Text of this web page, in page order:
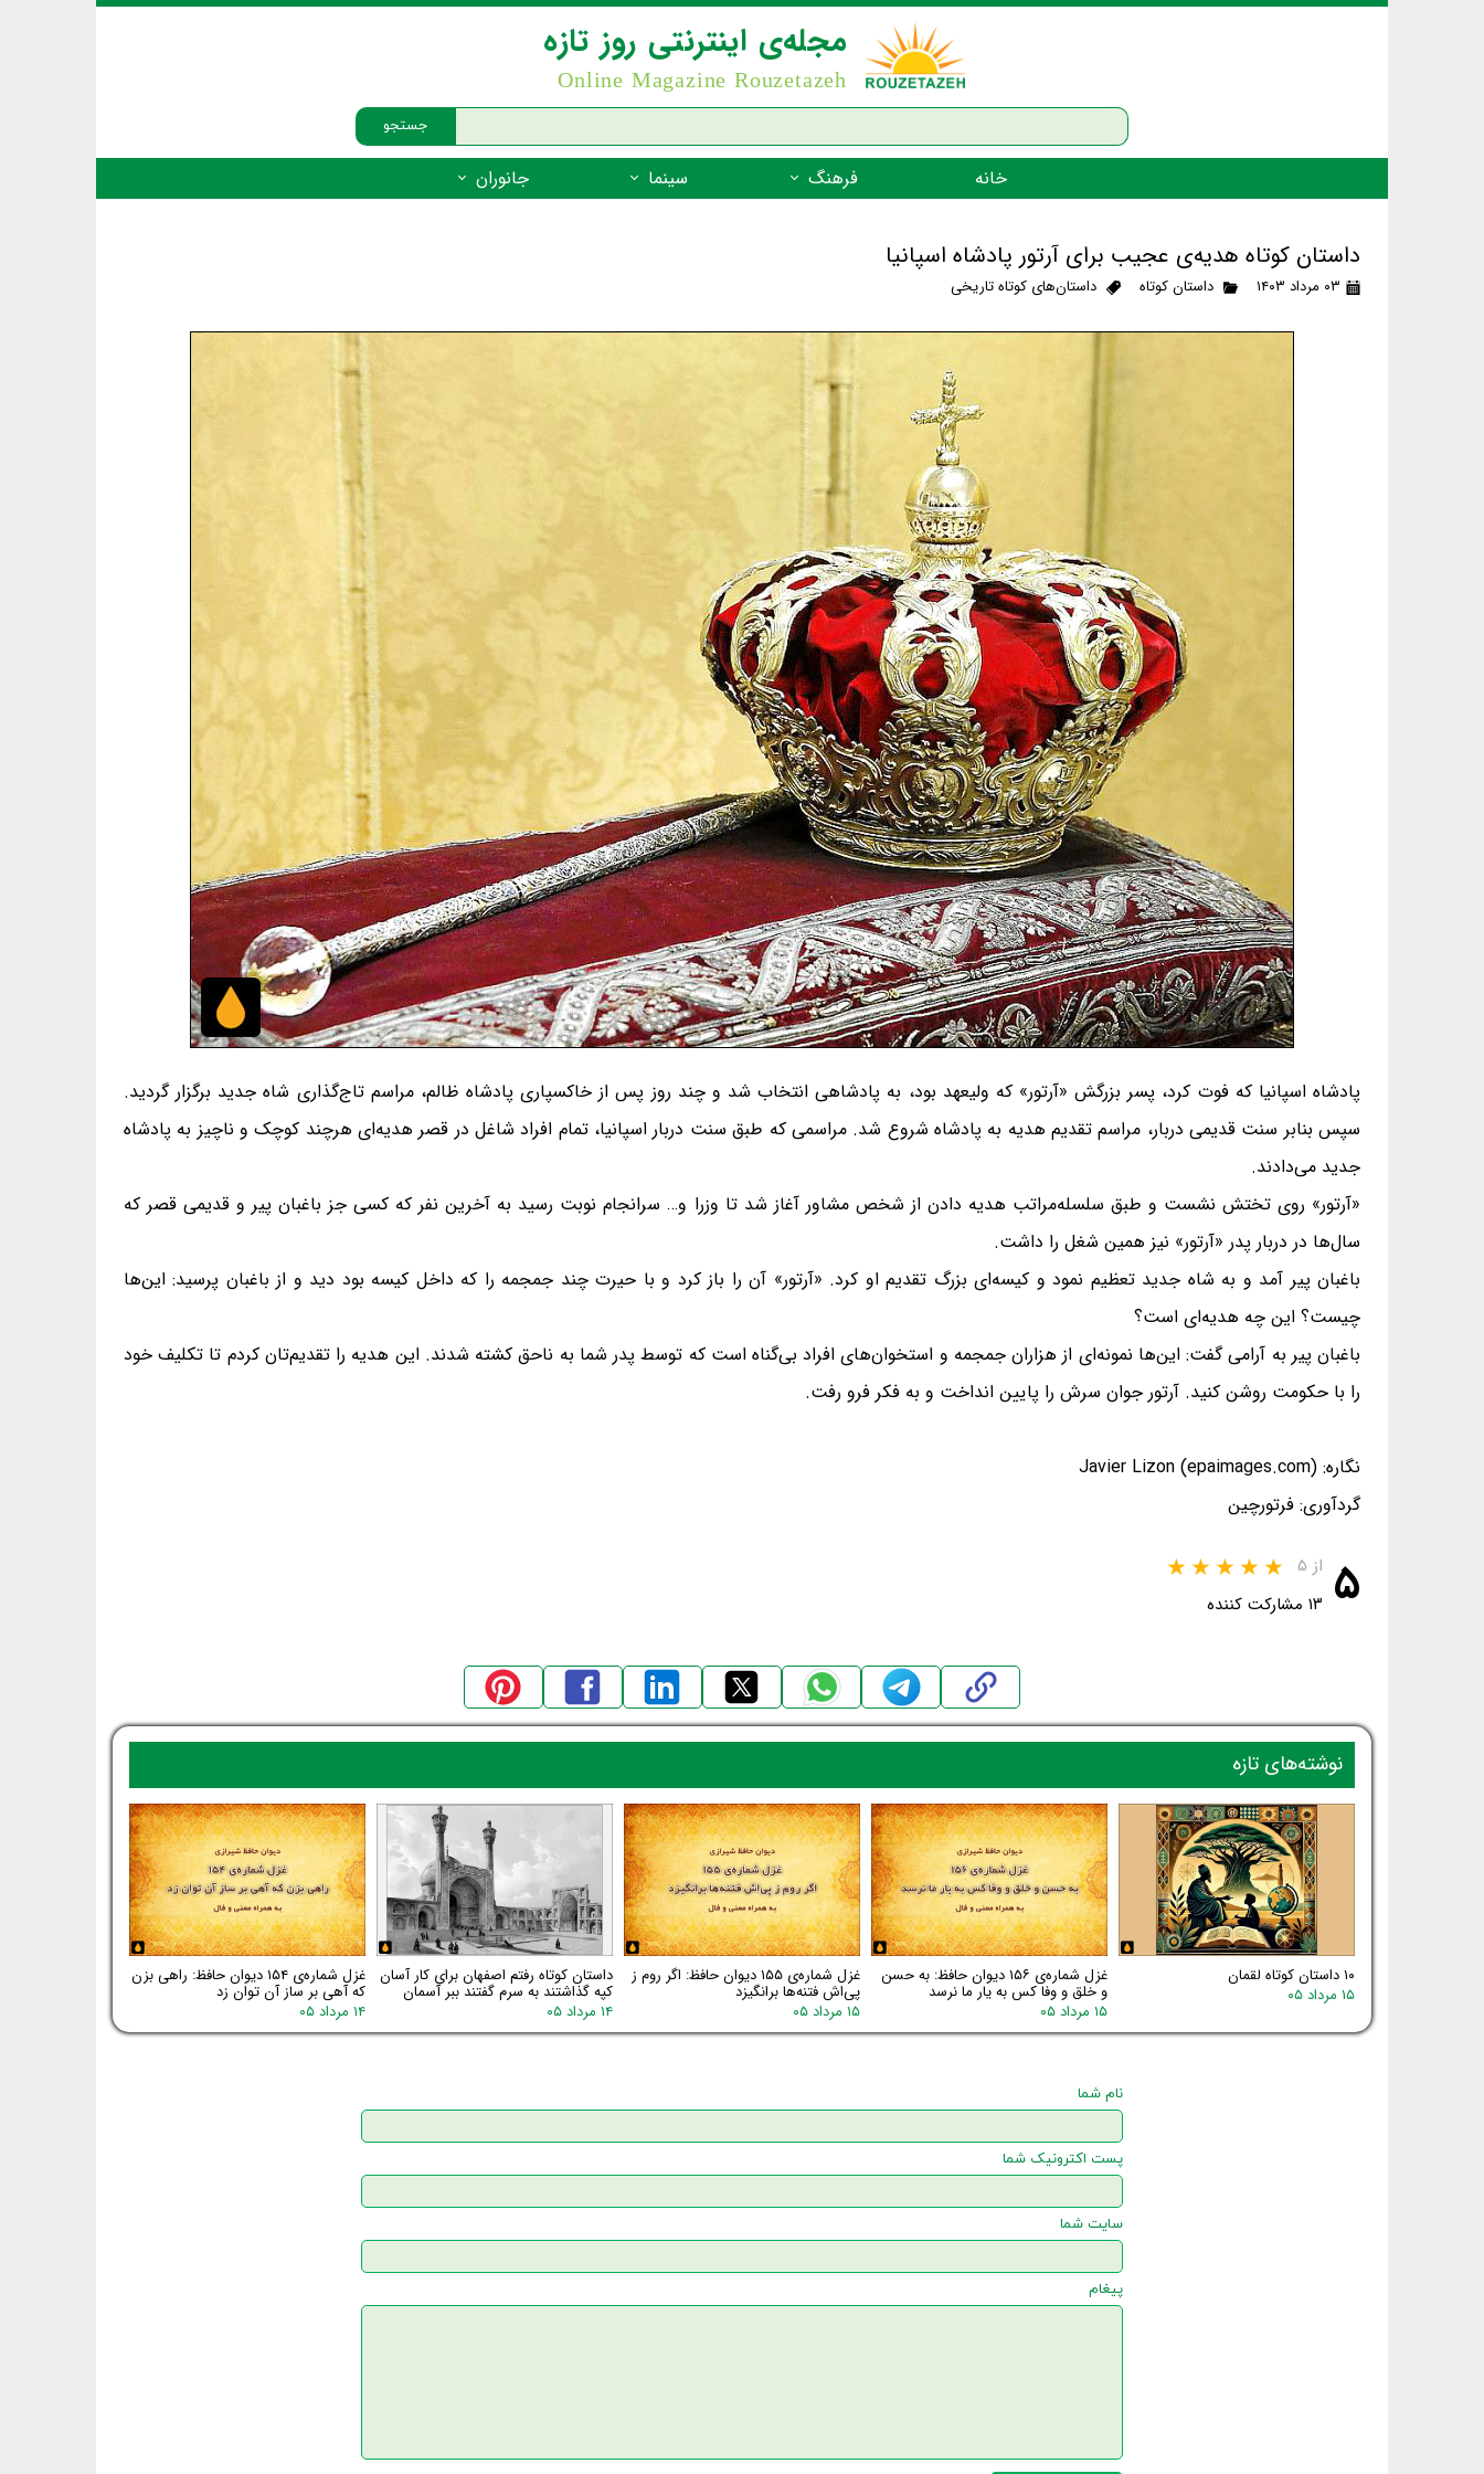
جستجو
مجله‌ی اینترنتی روز تازه
Online Magazine Rouzetazeh
خانه فرهنگ
ضرب المثل
شعر فارسی
زندگینامه‌ی بزرگان
گفتاورد
سینما جانوران
داستان کوتاه هدیه‌ی عجیب برای آرتور پادشاه اسپانیا
۰۳ مرداد ۱۴۰۳ داستان کوتاه داستان‌های کوتاه تاریخی
پادشاه اسپانیا که فوت کرد، پسر بزرگش «آرتور» که ولیعهد بود، به پادشاهی انتخاب شد و چند روز پس از خاکسپاری پادشاه ظالم، مراسم تاج‌گذاری شاه جدید برگزار گردید.
سپس بنابر سنت قدیمی دربار، مراسم تقدیم هدیه به پادشاه شروع شد. مراسمی که طبق سنت دربار اسپانیا، تمام افراد شاغل در قصر هدیه‌ای هرچند کوچک و ناچیز به پادشاه
جدید می‌دادند.
«آرتور» روی تختش نشست و طبق سلسله‌مراتب هدیه دادن از شخص مشاور آغاز شد تا وزرا و… سرانجام نوبت رسید به آخرین نفر که کسی جز باغبان پیر و قدیمی قصر که
سال‌ها در دربار پدر «آرتور» نیز همین شغل را داشت.
باغبان پیر آمد و به شاه جدید تعظیم نمود و کیسه‌ای بزرگ تقدیم او کرد. «آرتور» آن را باز کرد و با حیرت چند جمجمه را که داخل کیسه بود دید و از باغبان پرسید: این‌ها
چیست؟ این چه هدیه‌ای است؟
باغبان پیر به آرامی گفت: این‌ها نمونه‌ای از هزاران جمجمه و استخوان‌های افراد بی‌گناه است که توسط پدر شما به ناحق کشته شدند. این هدیه را تقدیم‌تان کردم تا تکلیف خود
را با حکومت روشن کنید. آرتور جوان سرش را پایین انداخت و به فکر فرو رفت.
نگاره: Javier Lizon (epaimages.com)
گردآوری: فرتورچین
۵ از ۵
۱۳ مشارکت کننده
۱۰ داستان کوتاه لقمان
۱۵ مرداد ۰۵
غزل شماره‌ی ۱۵۶ دیوان حافظ: به حسن
و خلق و وفا کس به یار ما نرسد
۱۵ مرداد ۰۵
غزل شماره‌ی ۱۵۵ دیوان حافظ: اگر روم ز
پی‌اش فتنه‌ها برانگیزد
۱۵ مرداد ۰۵
داستان کوتاه رفتم اصفهان برای کار آسان
کپه گذاشتند به سرم گفتند ببر آسمان
۱۴ مرداد ۰۵
غزل شماره‌ی ۱۵۴ دیوان حافظ: راهی بزن
که آهی بر ساز آن توان زد
۱۴ مرداد ۰۵
نوشته‌های تازه
نام شما
پست اکترونیک شما
سایت شما
پیغام